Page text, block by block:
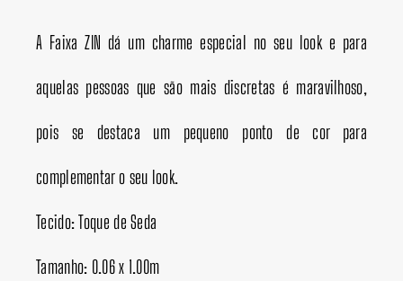
A Faixa ZIN dá um charme especial no seu look e para
aquelas pessoas que são mais discretas é maravilhoso,
pois se destaca um pequeno ponto de cor para
complementar o seu look.
Tecido: Toque de Seda
Tamanho: 0.06 x 1.00m